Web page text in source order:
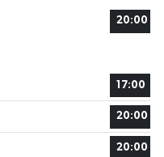
20:00
17:00
20:00
20:00